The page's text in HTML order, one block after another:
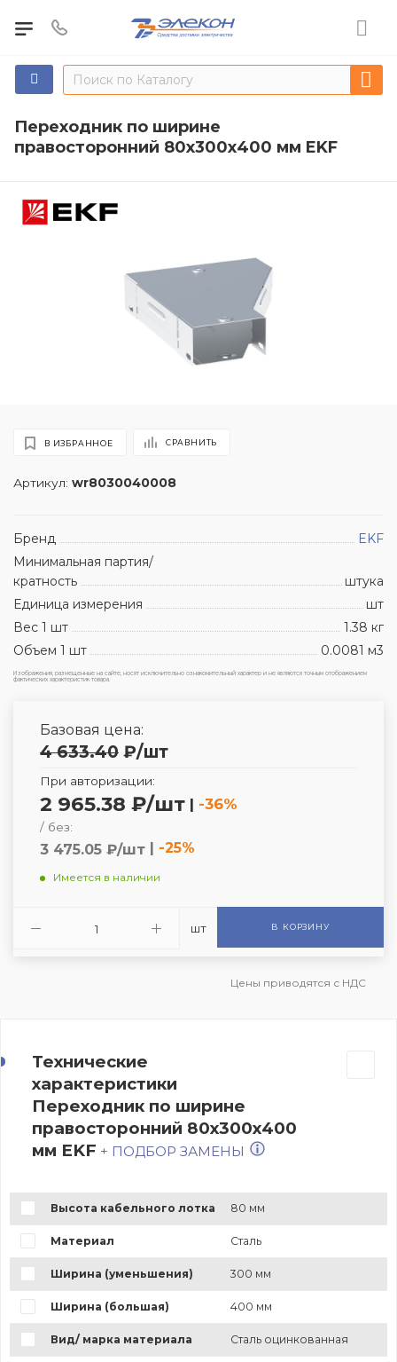
Переходник по ширине
правосторонний 80х300х400 мм EKF
Артикул: wr8030040008
В ИЗБРАННОЕ СРАВНИТЬ
Бренд
EKF
Минимальная партия/
кратность
штука
Единица измерения
шт
Вес 1 шт
1.38 кг
Объем 1 шт
0.0081 м3
Изображения, размещенные на сайте, носят исключительно ознакомительный характер и не являются точным отображением
фактических характеристик товара.
Базовая цена:
4 633.40 ₽/шт
При авторизации:
2 965.38 ₽/шт | -36%
/ без:
3 475.05 ₽/шт | -25%
Имеется в наличии
шт В КОРЗИНУ
Цены приводятся с НДС
Технические
характеристики
Переходник по ширине
правосторонний 80х300х400
мм EKF + ПОДБОР ЗАМЕНЫ
Высота кабельного лотка 80 мм
Материал Сталь
Ширина (уменьшения) 300 мм
Ширина (большая) 400 мм
Вид/ марка материала Сталь оцинкованная